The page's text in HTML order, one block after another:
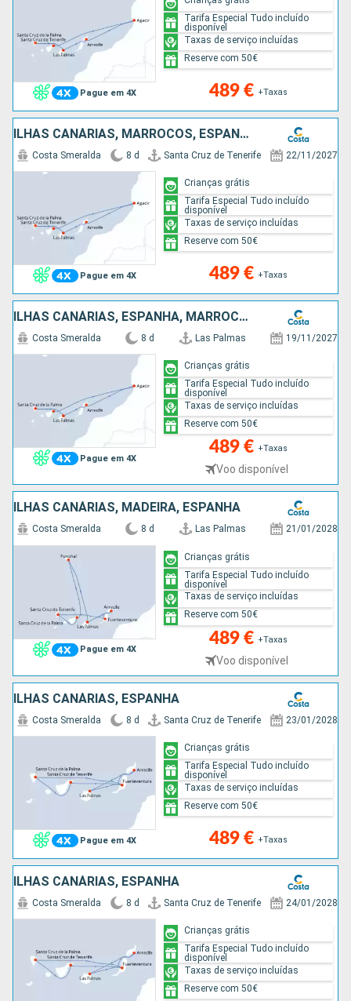
Pague em 4X 489 € +Taxas
Tarifa Especial Tudo incluído
disponível
Taxas de serviço incluídas
Reserve com 50€
ILHAS CANÁRIAS, MARROCOS, ESPANHA
Pague em 4X
Costa Smeralda 8 d Santa Cruz de Tenerife 22/11/2027
489 € +Taxas
Crianças grátis
Tarifa Especial Tudo incluído
disponível
Taxas de serviço incluídas
Reserve com 50€
ILHAS CANÁRIAS, ESPANHA, MARROCOS
Pague em 4X
Costa Smeralda 8 d Las Palmas 19/11/2027
489 € +Taxas
Voo disponível
Crianças grátis
Tarifa Especial Tudo incluído
disponível
Taxas de serviço incluídas
Reserve com 50€
ILHAS CANÁRIAS, MADEIRA, ESPANHA
Pague em 4X
Costa Smeralda 8 d Las Palmas 21/01/2028
489 € +Taxas
Voo disponível
Crianças grátis
Tarifa Especial Tudo incluído
disponível
Taxas de serviço incluídas
Reserve com 50€
ILHAS CANÁRIAS, ESPANHA
Pague em 4X
Costa Smeralda 8 d Santa Cruz de Tenerife 23/01/2028
489 € +Taxas
Crianças grátis
Tarifa Especial Tudo incluído
disponível
Taxas de serviço incluídas
Reserve com 50€
ILHAS CANÁRIAS, ESPANHA
Costa Smeralda 8 d Santa Cruz de Tenerife 24/01/2028
Crianças grátis
Tarifa Especial Tudo incluído
disponível
Taxas de serviço incluídas
Reserve com 50€